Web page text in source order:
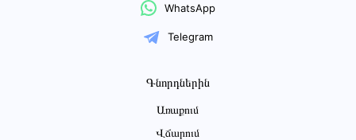
WhatsApp
Telegram
Գնորդներին
Առաքում
Վճարում